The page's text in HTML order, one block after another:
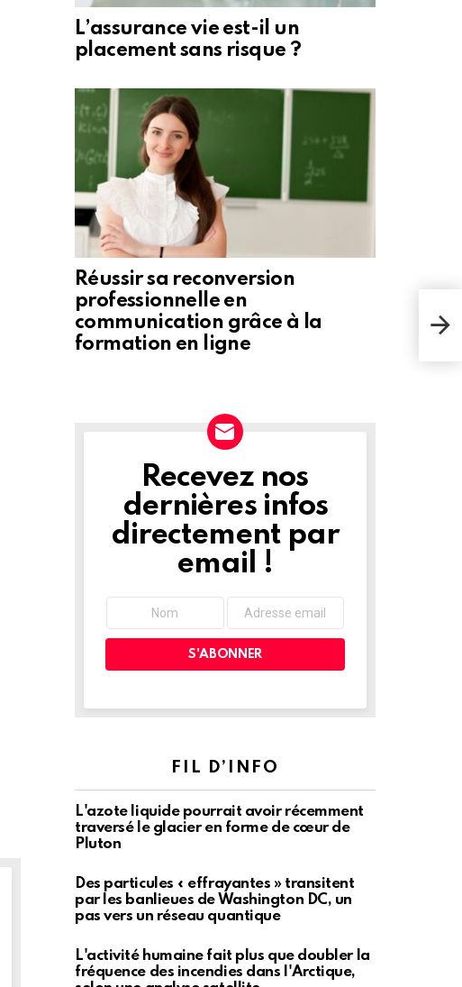
L’assurance vie est-il un
placement sans risque ?
Réussir sa reconversion
professionnelle en
communication grâce à la
formation en ligne
NEWSLETTER
Recevez nos
dernières infos
directement par
email !
FIL D’INFO
L'azote liquide pourrait avoir récemment
traversé le glacier en forme de cœur de
Pluton
Des particules « effrayantes » transitent
par les banlieues de Washington DC, un
pas vers un réseau quantique
L'activité humaine fait plus que doubler la
fréquence des incendies dans l'Arctique,